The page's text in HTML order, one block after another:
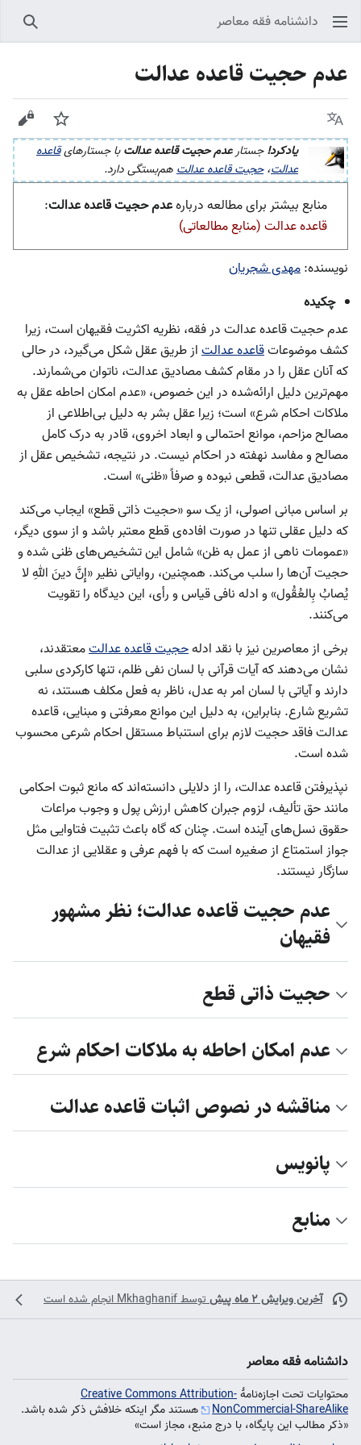
دانشنامه فقه معاصر
عدم حجیت قاعده عدالت
زبان پیگیری
یادکرد!جستارعدم حجیت قاعده عدالتبا جستارهایقاعده
عدالت،حجیت قاعده عدالتهم‌بستگی دارد.
منابع بیشتر برای مطالعه دربارهعدم حجیت قاعده عدالت:
قاعده عدالت (منابع مطالعاتی)
نویسنده:مهدی شجریان
چکیده
عدم حجیت قاعده عدالت در فقه، نظریه اکثریت فقیهان است، زیرا
کشف موضوعاتقاعده عدالتاز طریق عقل شکل می‌گیرد، در حالی
که آنان عقل را در مقام کشف مصادیق عدالت، ناتوان می‌شمارند.
مهم‌ترین دلیل ارائه‌شده در این خصوص، «عدم امکان احاطه عقل به
ملاکات احکام شرع» است؛ زیرا عقل بشر به دلیل بی‌اطلاعی از
مصالح مزاحم، موانع احتمالی و ابعاد اخروی، قادر به درک کامل
مصالح و مفاسد نهفته در احکام نیست. در نتیجه، تشخیص عقل از
مصادیق عدالت، قطعی نبوده و صرفاً «ظنی» است.
بر اساس مبانی اصولی، از یک سو «حجیت ذاتی قطع» ایجاب می‌کند
که دلیل عقلی تنها در صورت افاده‌ی قطع معتبر باشد و از سوی دیگر،
«عمومات ناهی از عمل به ظن» شامل این تشخیص‌های ظنی شده و
حجیت آن‌ها را سلب می‌کند. همچنین، روایاتی نظیر «إِنَّ دینَ اللهِ لا
یُصابُ بِالعُقُول» و ادله نافی قیاس و رأی، این دیدگاه را تقویت
می‌کنند.
برخی از معاصرین نیز با نقد ادلهحجیت قاعده عدالتمعتقدند،
نشان می‌دهند که آیات قرآنی با لسان نفی ظلم، تنها کارکردی سلبی
دارند و آیاتی با لسان امر به عدل، ناظر به فعل مکلف هستند، نه
تشریع شارع. بنابراین، به دلیل این موانع معرفتی و مبنایی، قاعده
عدالت فاقد حجیت لازم برای استنباط مستقل احکام شرعی محسوب
شده است.
نپذیرفتن قاعده عدالت، را از دلایلی دانسته‌اند که مانع ثبوت احکامی
مانند حق تألیف، لزوم جبران کاهش ارزش پول و وجوب مراعات
حقوق نسل‌های آینده است. چنان که گاه باعث تثبیت فتاوایی مثل
جواز استمتاع از صغیره است که با فهم عرفی و عقلایی از عدالت
سازگار نیستند.
عدم حجیت قاعده عدالت؛ نظر مشهور
فقیهان
حجیت ذاتی قطع
عدم امکان احاطه به ملاکات احکام شرع
مناقشه در نصوص اثبات قاعده عدالت
پانویس
منابع
آخرین ویرایش ۲ ماه پیش توسطMkhaghanifانجام شده است
دانشنامه فقه معاصر
محتوایات تحت اجازه‌نامهٔCreative Commons Attribution-
NonCommercial-ShareAlike
هستند مگر اینکه خلافش ذکر شده باشد.
«ذکر مطالب این پایگاه، با درج منبع، مجاز است»